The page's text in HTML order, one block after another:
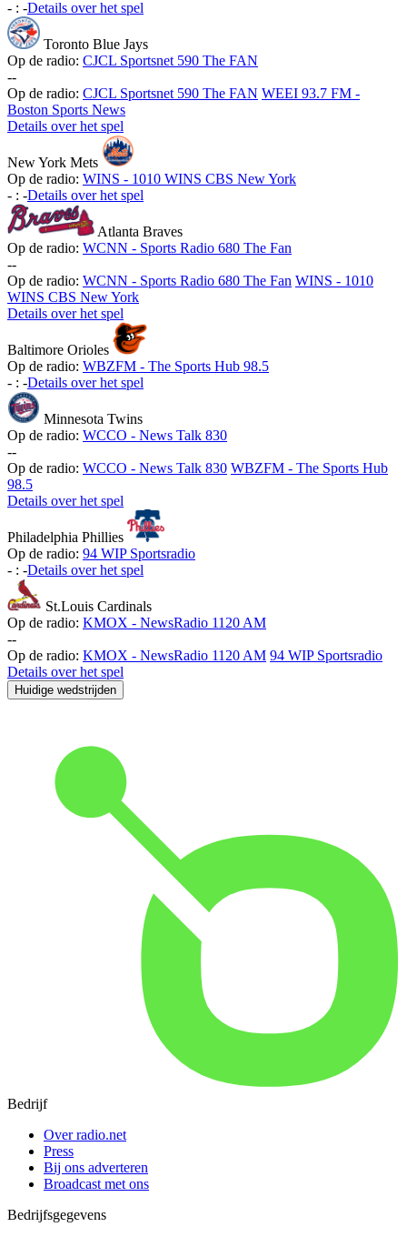
- : -Details over het spel
Toronto Blue Jays
Op de radio: CJCL Sportsnet 590 The FAN
--
Op de radio: CJCL Sportsnet 590 The FAN WEEI 93.7 FM -
Boston Sports News
Details over het spel
New York Mets
Op de radio: WINS - 1010 WINS CBS New York
- : -Details over het spel
Atlanta Braves
Op de radio: WCNN - Sports Radio 680 The Fan
--
Op de radio: WCNN - Sports Radio 680 The Fan WINS - 1010
WINS CBS New York
Details over het spel
Baltimore Orioles
Op de radio: WBZFM - The Sports Hub 98.5
- : -Details over het spel
Minnesota Twins
Op de radio: WCCO - News Talk 830
--
Op de radio: WCCO - News Talk 830 WBZFM - The Sports Hub
98.5
Details over het spel
Philadelphia Phillies
Op de radio: 94 WIP Sportsradio
- : -Details over het spel
St.Louis Cardinals
Op de radio: KMOX - NewsRadio 1120 AM
--
Op de radio: KMOX - NewsRadio 1120 AM 94 WIP Sportsradio
Details over het spel
Huidige wedstrijden
Bedrijf
Over radio.net
Press
Bij ons adverteren
Broadcast met ons
Bedrijfsgegevens